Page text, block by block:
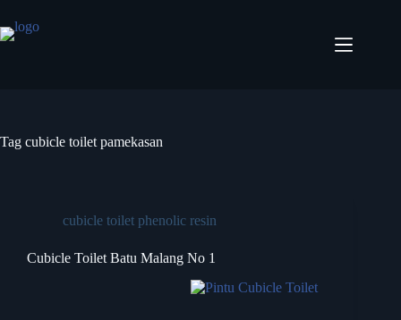
Tag cubicle toilet pamekasan
cubicle toilet phenolic resin
Cubicle Toilet Batu Malang No 1